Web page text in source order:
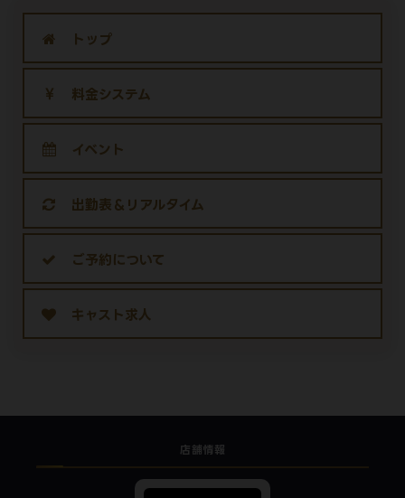
トップ
料金システム
イベント
出勤表＆リアルタイム
ご予約について
キャスト求人
店舗情報